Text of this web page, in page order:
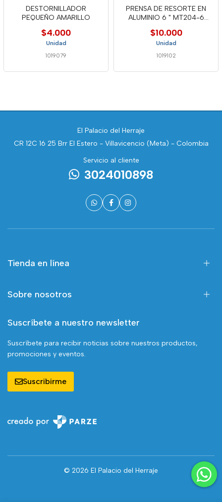
DESTORNILLADOR
PEQUEÑO AMARILLO
$4.000
Unidad
1019079
PRENSA DE RESORTE EN
ALUMINIO 6 " MT204-6
$10.000
Unidad
1019102
El Palacio del Herraje
CR 12C 16 25 Brr El Estero - Villavicencio (Meta) - Colombia
Servicio al cliente
3024010898
Tienda en línea
Sobre nosotros
Suscríbete a nuestro newsletter
Suscríbete para recibir noticias sobre nuestros productos,
promociones y eventos.
Suscribirme
© 2026 El Palacio del Herraje